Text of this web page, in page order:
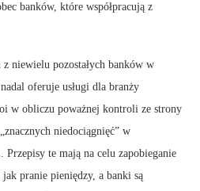
banków, które współpracują z
niewielu pozostałych banków w
oferuje usługi dla branży
w obliczu poważnej kontroli ze strony
niedociągnięć” w
te mają na celu zapobieganie
pranie pieniędzy, a banki są